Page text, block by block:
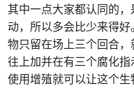
其中一点大家都认同的
动，所以多会比少来得
物只留在场上三个回合
往上加并在有三个腐化指
使用增殖就可以让这个生